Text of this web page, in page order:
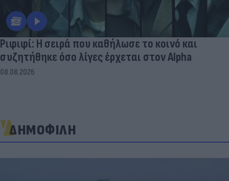
Ριφιφί: Η σειρά που καθήλωσε το κοινό και
συζητήθηκε όσο λίγες έρχεται στον Alpha
08.08.2026
ΔΗΜΟΦΙΛΗ